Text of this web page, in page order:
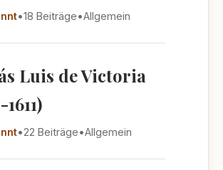
•18 Beiträge•Allgemein
Luis de Victoria
•22 Beiträge•Allgemein